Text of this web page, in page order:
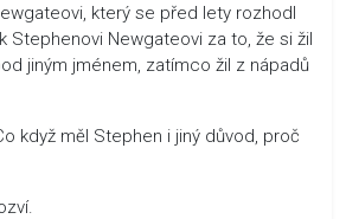
který se před lety rozhodl
Stephenovi Newgateovi za to, že si žil
jiným jménem, zatímco žil z nápadů
když měl Stephen i jiný důvod, proč